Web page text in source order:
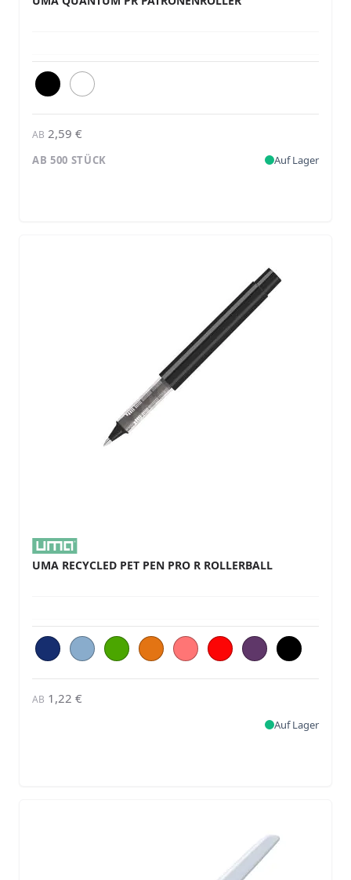
AB 2,59 €
AB 500 STÜCK Auf Lager
UMA RECYCLED PET PEN PRO R ROLLERBALL
AB 1,22 €
Auf Lager